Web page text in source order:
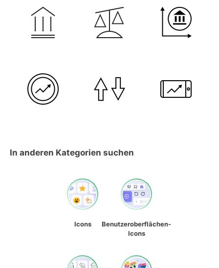
In anderen Kategorien suchen
Icons
Benutzeroberflächen-
Icons